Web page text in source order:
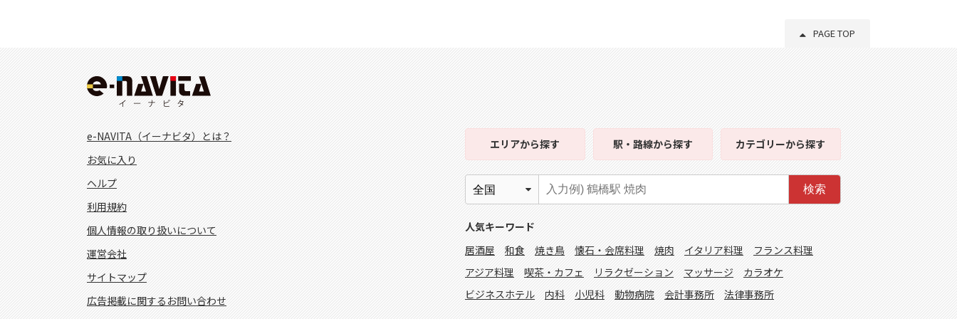
PAGE TOP
e-NAVITA（イーナビタ）とは？
お気に入り
ヘルプ
利用規約
個人情報の取り扱いについて
運営会社
サイトマップ
広告掲載に関するお問い合わせ
エリアから探す 駅・路線から探す カテゴリーから探す
検索
人気キーワード
居酒屋
和食 焼き鳥 懐石・会席料理 焼肉 イタリア料理
フランス料理
アジア料理
喫茶・カフェ リラクゼーション マッサージ
カラオケ
ビジネスホテル
内科 小児科 動物病院 会計事務所 法律事務所